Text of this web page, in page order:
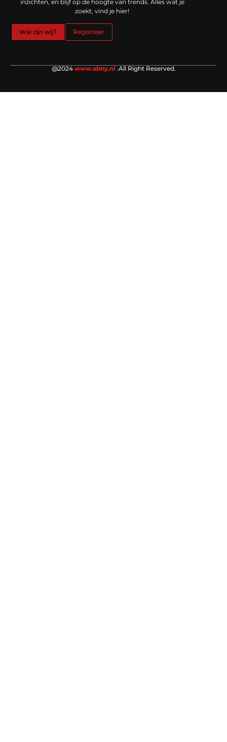
inzichten, en blijf op de hoogte van trends. Alles wat je
zoekt, vind je hier!
Wie zijn wij? Registreer
@2024 www.abny.nl .All Right Reserved.